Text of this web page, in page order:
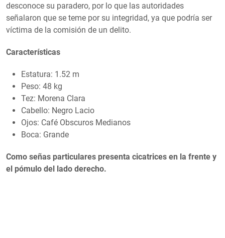
desconoce su paradero, por lo que las autoridades
señalaron que se teme por su integridad, ya que podría ser
víctima de la comisión de un delito.
Características
Estatura: 1.52 m
Peso: 48 kg
Tez: Morena Clara
Cabello: Negro Lacio
Ojos: Café Obscuros Medianos
Boca: Grande
Como señas particulares presenta cicatrices en la frente y
el pómulo del lado derecho.